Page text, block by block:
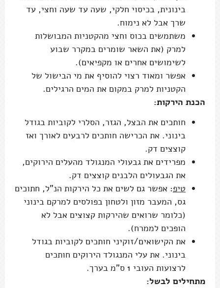
בינונית, בכיסוי חלקי, שעה עד שעה וחצי, עד
שרך אבל לא נימוח.
משתמשים בכוס וחצי מהקטניות המבושלות
למרק (את השאר שומרים במקרר שבוע
לשימושים אחרים או מקפיאים).
אפשר ומאוד רצוי להוסיף את מי הבישול של
הקטניות למרק במקום את המים הרגילים.
הכנת הירקות:
חותכים את הבצל, הגזר, הסלרי לקוביות בגודל
בינוני. את הכרישה חותכים לרבעים לאורך ואז
קוצצים דק.
מפרידים את גבעולי המנגולד מהעלים הירוקים,
את הגבעולים הלבנים קוצצים דק.
טיפ: אפשר גם לשים את כל הירקות הנ"ל, חתוכים
גס, המעבר מזון ולטחון בפולסים למרקם בינוני
(כלומר שרואים שהירקות קצוצים אבל לא
הופכים לממרח).
את הקישואים/זוקיני חותכים לקוביות בגודל
בינוני. את עלי המנגולד הירוקים חותכים
לרצועות העובי 1 ס"מ בערך.
מתחילים לבשל: